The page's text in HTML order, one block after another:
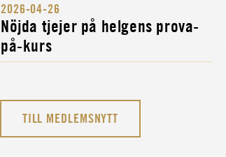
2026-04-26
Nöjda tjejer på helgens prova-
på-kurs
TILL MEDLEMSNYTT